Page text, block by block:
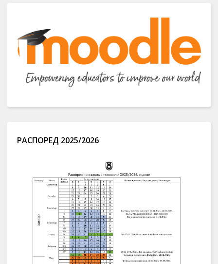
РАСПОРЕД 2025/2026